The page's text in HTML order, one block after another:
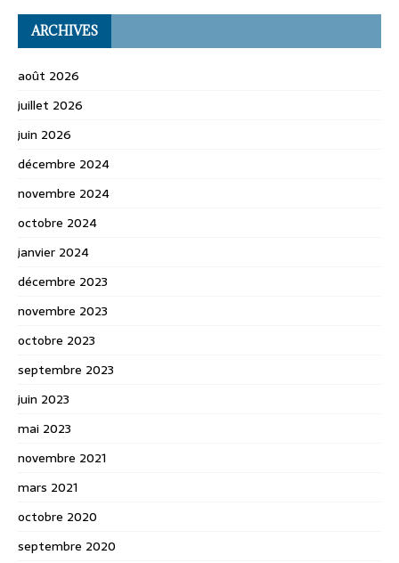
ARCHIVES
août 2026
juillet 2026
juin 2026
décembre 2024
novembre 2024
octobre 2024
janvier 2024
décembre 2023
novembre 2023
octobre 2023
septembre 2023
juin 2023
mai 2023
novembre 2021
mars 2021
octobre 2020
septembre 2020